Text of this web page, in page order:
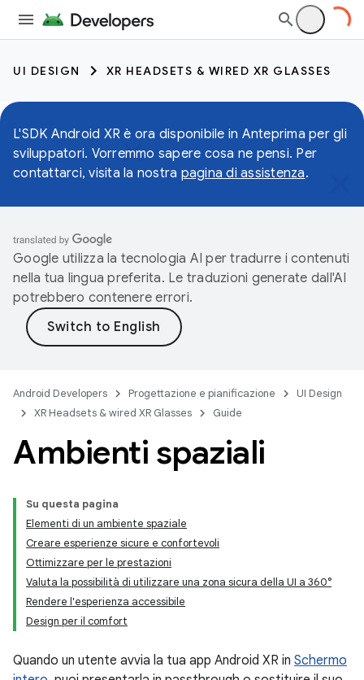
UI DESIGN XR HEADSETS & WIRED XR GLASSES
L'SDK Android XR è ora disponibile in Anteprima per gli
sviluppatori. Vorremmo sapere cosa ne pensi. Per
contattarci, visita la nostra pagina di assistenza.
Google utilizza la tecnologia AI per tradurre i contenuti
nella tua lingua preferita. Le traduzioni generate dall'AI
potrebbero contenere errori.
Android Developers Progettazione e pianificazione
UI Design
XR Headsets & wired XR Glasses
Guide
Ambienti spaziali
Su questa pagina
Elementi di un ambiente spaziale
Creare esperienze sicure e confortevoli
Ottimizzare per le prestazioni
Valuta la possibilità di utilizzare una zona sicura della UI a 360°
Rendere l'esperienza accessibile
Design per il comfort
Quando un utente avvia la tua app Android XR in Schermo